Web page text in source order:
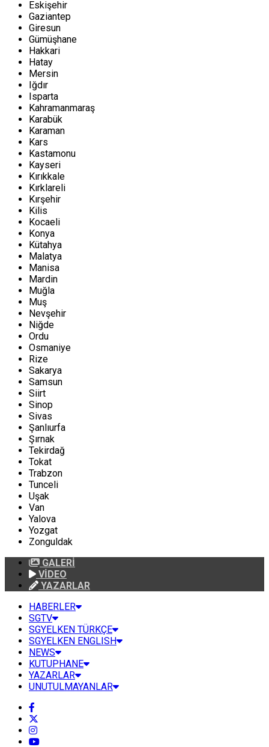
Eskişehir
Gaziantep
Giresun
Gümüşhane
Hakkari
Hatay
Mersin
Iğdır
Isparta
Kahramanmaraş
Karabük
Karaman
Kars
Kastamonu
Kayseri
Kırıkkale
Kırklareli
Kırşehir
Kilis
Kocaeli
Konya
Kütahya
Malatya
Manisa
Mardin
Muğla
Muş
Nevşehir
Niğde
Ordu
Osmaniye
Rize
Sakarya
Samsun
Siirt
Sinop
Sivas
Şanlıurfa
Şırnak
Tekirdağ
Tokat
Trabzon
Tunceli
Uşak
Van
Yalova
Yozgat
Zonguldak
GALERİ
VİDEO
YAZARLAR
HABERLER
SGTV
SGYELKEN TÜRKÇE
SGYELKEN ENGLISH
NEWS
KUTUPHANE
YAZARLAR
UNUTULMAYANLAR